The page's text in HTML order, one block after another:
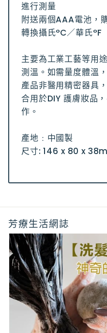
進行測量
附送兩個AAA電池，
轉換攝氏°C／華氏°F
主要為工業工藝等用
測溫。如需量度體溫
產品非醫用精密器具
合用於DIY 護膚妝品
作。
產地﹕中國製
尺寸: 146 x 80 x
芳療生活網誌